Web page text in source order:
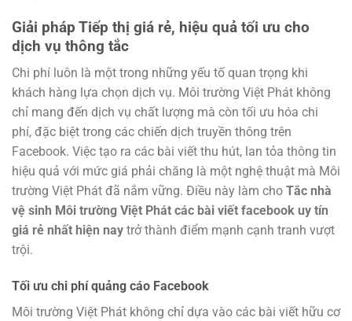
Giải pháp Tiếp thị giá rẻ, hiệu quả tối ưu cho
dịch vụ thông tắc
Chi phí luôn là một trong những yếu tố quan trọng khi
khách hàng lựa chọn dịch vụ. Môi trường Việt Phát không
chỉ mang đến dịch vụ chất lượng mà còn tối ưu hóa chi
phí, đặc biệt trong các chiến dịch truyền thông trên
Facebook. Việc tạo ra các bài viết thu hút, lan tỏa thông tin
hiệu quả với mức giá phải chăng là một nghệ thuật mà Môi
trường Việt Phát đã nắm vững. Điều này làm cho Tắc nhà
vệ sinh Môi trường Việt Phát các bài viết facebook uy tín
giá rẻ nhất hiện nay trở thành điểm mạnh cạnh tranh vượt
trội.
Tối ưu chi phí quảng cáo Facebook
Môi trường Việt Phát không chỉ dựa vào các bài viết hữu cơ